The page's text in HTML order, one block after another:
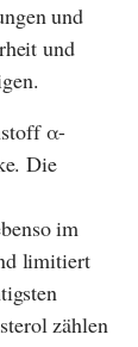
und
und
α-
Die
im
limitiert
zählen